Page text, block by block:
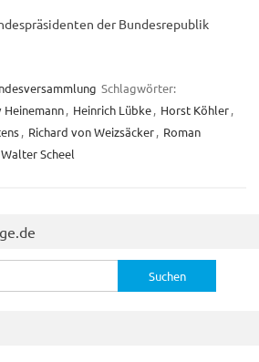
der Bundesrepublik
Schlagwörter:
Heinemann, Heinrich Lübke, Horst Köhler,
, Richard von Weizsäcker, Roman
Walter Scheel